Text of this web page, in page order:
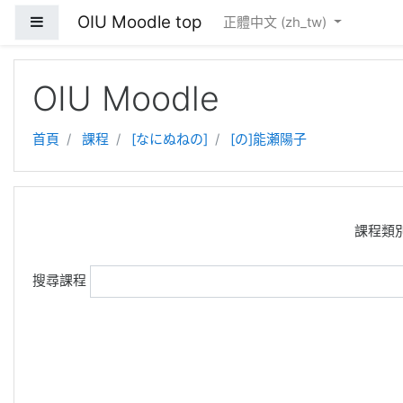
OIU Moodle top 正體中文 ‎(zh_tw)‎
OIU Moodle
首頁 課程 [なにぬねの] [の]能瀬陽子
課程類
搜尋課程